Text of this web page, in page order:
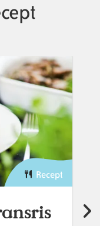
Recept